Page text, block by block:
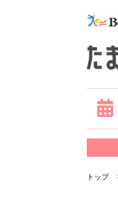
トップ